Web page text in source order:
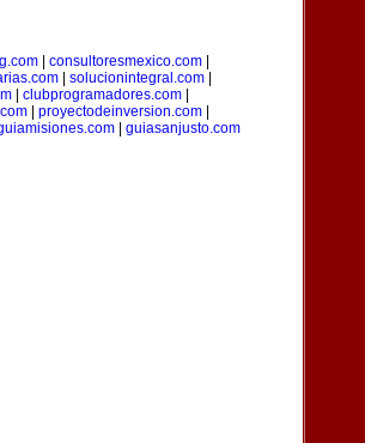
consultoresmexico.com
solucionintegral.com
| clubprogramadores.com|
proyectodeinversion.com
guiasanjusto.com